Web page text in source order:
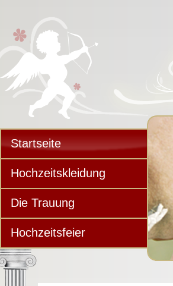
Startseite
Hochzeitskleidung
Die Trauung
Hochzeitsfeier